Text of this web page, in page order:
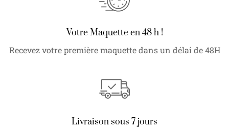
Votre Maquette en 48 h !
Recevez votre première maquette dans un délai de 48H
Livraison sous 7 jours